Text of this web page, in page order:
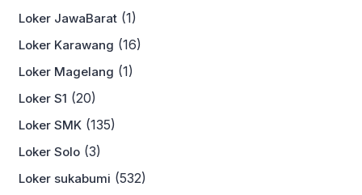
Loker JawaBarat (1)
Loker Karawang (16)
Loker Magelang (1)
Loker S1 (20)
Loker SMK (135)
Loker Solo (3)
Loker sukabumi (532)